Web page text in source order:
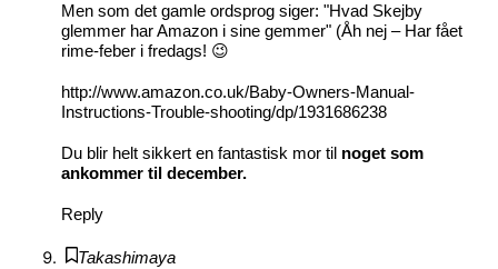
Men som det gamle ordsprog siger: "Hvad Skejby
glemmer har Amazon i sine gemmer" (Åh nej – Har fået
rime-feber i fredags! 😉
http://www.amazon.co.uk/Baby-Owners-Manual-
Instructions-Trouble-shooting/dp/1931686238
Du blir helt sikkert en fantastisk mor til noget som
ankommer til december.
Reply
Takashimaya